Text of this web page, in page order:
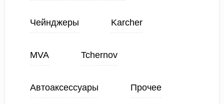
Чейнджеры Karcher
MVA Tchernov
Автоаксессуары Прочее